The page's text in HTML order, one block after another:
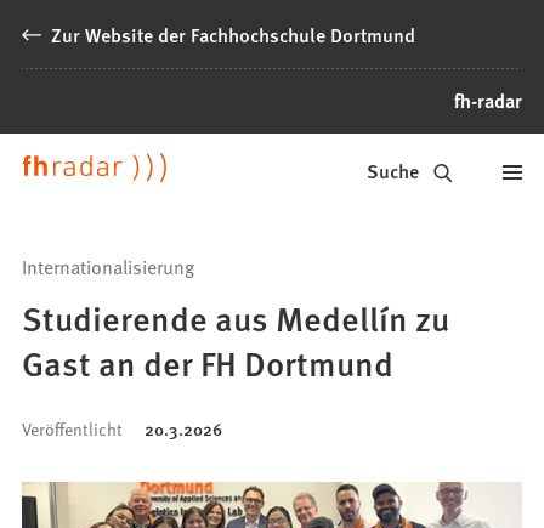
Inhalt anspringen
Zur Website der Fachhochschule Dortmund
fh-radar
News
FH
Dortmund
Suche
Internationalisierung
Studierende aus Medellín zu
Gast an der FH Dortmund
Veröffentlicht 20.3.2026